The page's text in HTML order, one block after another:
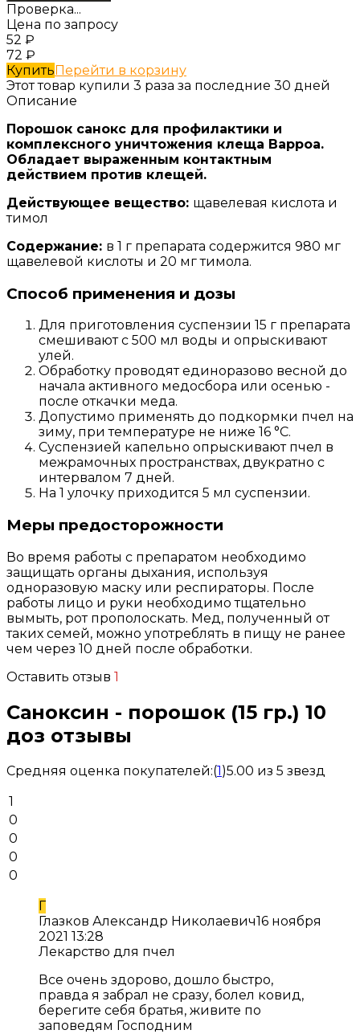
Проверка...
Цена по запросу
52 ₽
72 ₽
КупитьПерейти в корзину
Этот товар купили 3 раза за последние 30 дней
Описание
Порошок санокс для профилактики и
комплексного уничтожения клеща Варроа.
Обладает выраженным контактным
действием против клещей.
Действующее вещество: щавелевая кислота и
тимол
Содержание: в 1 г препарата содержится 980 мг
щавелевой кислоты и 20 мг тимола.
Способ применения и дозы
Для приготовления суспензии 15 г препарата
смешивают с 500 мл воды и опрыскивают
улей.
Обработку проводят единоразово весной до
начала активного медосбора или осенью -
после откачки меда.
Допустимо применять до подкормки пчел на
зиму, при температуре не ниже 16 °C.
Суспензией капельно опрыскивают пчел в
межрамочных пространствах, двукратно с
интервалом 7 дней.
На 1 улочку приходится 5 мл суспензии.
Меры предосторожности
Во время работы с препаратом необходимо
защищать органы дыхания, используя
одноразовую маску или респираторы. После
работы лицо и руки необходимо тщательно
вымыть, рот прополоскать. Мед, полученный от
таких семей, можно употреблять в пищу не ранее
чем через 10 дней после обработки.
Оставить отзыв 1
Саноксин - порошок (15 гр.) 10
доз отзывы
Средняя оценка покупателей:(1)5.00 из 5 звезд
1
0
0
0
0
Г
Глазков Александр Николаевич16 ноября
2021 13:28
Лекарство для пчел
Все очень здорово, дошло быстро,
правда я забрал не сразу, болел ковид,
берегите себя братья, живите по
заповедям Господним